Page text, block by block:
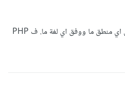
فالفكرة واحدة، يمكن تطبيقها وفق اي منطق ما ووفق اي لغة ما. ف PHP